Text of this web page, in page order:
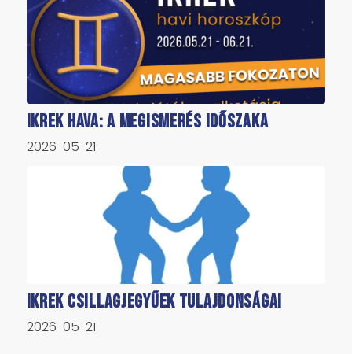
Ikrek hava: a megismerés időszaka
2026-05-21
Ikrek csillagjegyűek tulajdonságai
2026-05-21